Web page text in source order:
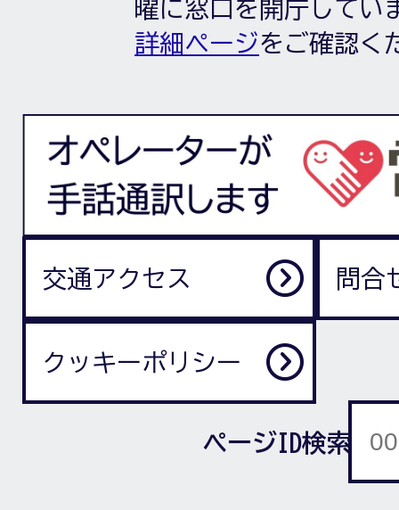
曜に窓口を開庁してい
詳細ページをご確認く
交通アクセス 問合
クッキーポリシー
ページID検索